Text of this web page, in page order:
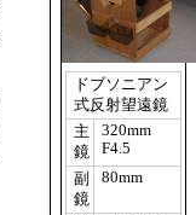
ドブソニアン
式反射望遠鏡
主
鏡
320mm
F4.5
副
鏡
80mm